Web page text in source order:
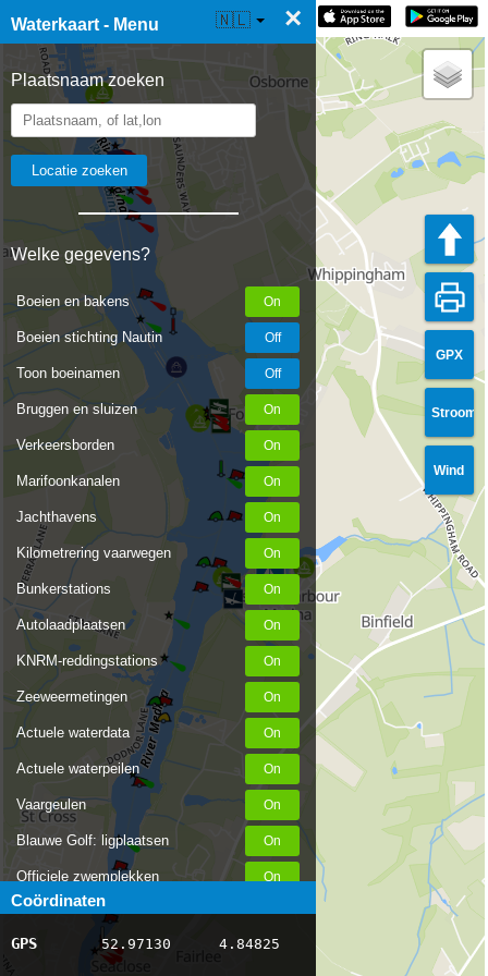
Waterkaart - Menu ×
Plaatsnaam zoeken
Welke gegevens?
Boeien en bakens
Boeien stichting Nautin
Toon boeinamen
Bruggen en sluizen
Verkeersborden
Marifoonkanalen
Jachthavens
Kilometrering vaarwegen
Bunkerstations
Autolaadplaatsen
KNRM-reddingstations
Zeeweermetingen
Actuele waterdata
Actuele waterpeilen
Vaargeulen
Blauwe Golf: ligplaatsen
Officiele zwemplekken
Stremmingen/hinder
AIS scheepsposities
Coördinaten
GPS 52.97130 4.84825
☰ Waterkaart Live 🇳🇱
GPX
Stroom
Wind